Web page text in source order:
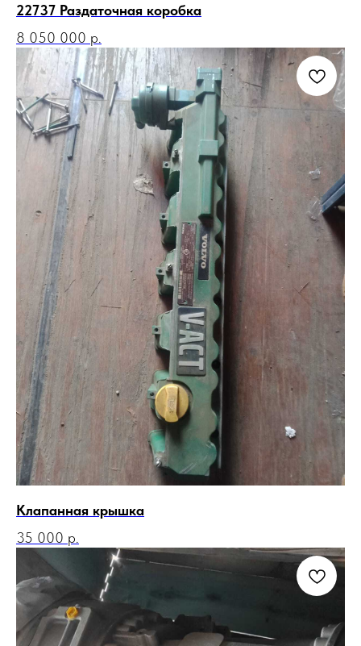
22737 Раздаточная коробка
8 050 000 р.
Клапанная крышка
35 000 р.